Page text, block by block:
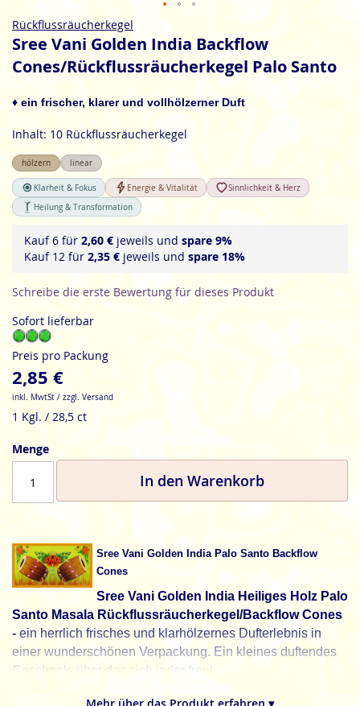
Zum
Anfang
Bildgalerie
Rückflussräucherkegel
Sree Vani Golden India Backflow
Cones/Rückflussräucherkegel Palo Santo
♦ ein frischer, klarer und vollhölzerner Duft
Inhalt: 10 Rückflussräucherkegel
hölzern linear
Klarheit & Fokus Energie & Vitalität
Sinnlichkeit & Herz
Heilung & Transformation
Kauf 6 für 2,60 € jeweils und spare 9%
Kauf 12 für 2,35 € jeweils und spare 18%
Schreibe die erste Bewertung für dieses Produkt
Sofort lieferbar
Preis pro Packung
2,85 €
inkl. MwtSt / zzgl. Versand
1 Kgl. / 28,5 ct
Menge
In den Warenkorb
Sree Vani Golden India Palo Santo Backflow
Cones
Sree Vani Golden India Heiliges Holz Palo
Santo Masala Rückflussräucherkegel/Backflow Cones
- ein herrlich frisches und klarhölzernes Dufterlebnis in
einer wunderschönen Verpackung. Ein kleines duftendes
Geschenk, über das sich jeder freut.
Palo Santo hilft dir dabei die Dimension der Ahnen zu